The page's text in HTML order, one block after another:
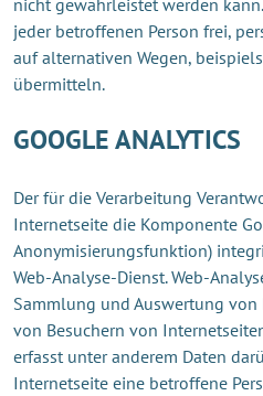
jeder betroffenen Person frei,
auf alternativen Wegen,
übermitteln.
GOOGLE ANALYTICS
Der für die Verarbeitung
Internetseite die Komponente
Anonymisierungsfunktion)
Web-Analyse-Dienst. Web-
Sammlung und Auswertung von
von Besuchern von
erfasst unter anderem Daten
Internetseite eine betroffene